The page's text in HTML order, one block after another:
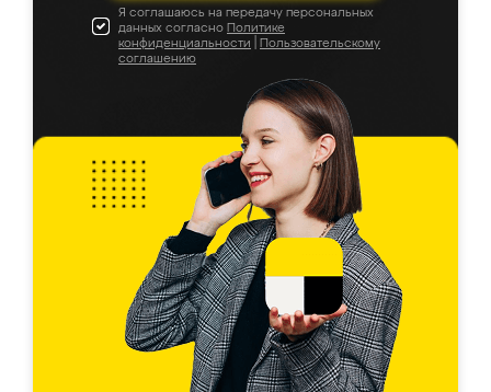
Я соглашаюсь на передачу персональных
данных согласно Политике
конфиденциальности
Пользовательскому
соглашению